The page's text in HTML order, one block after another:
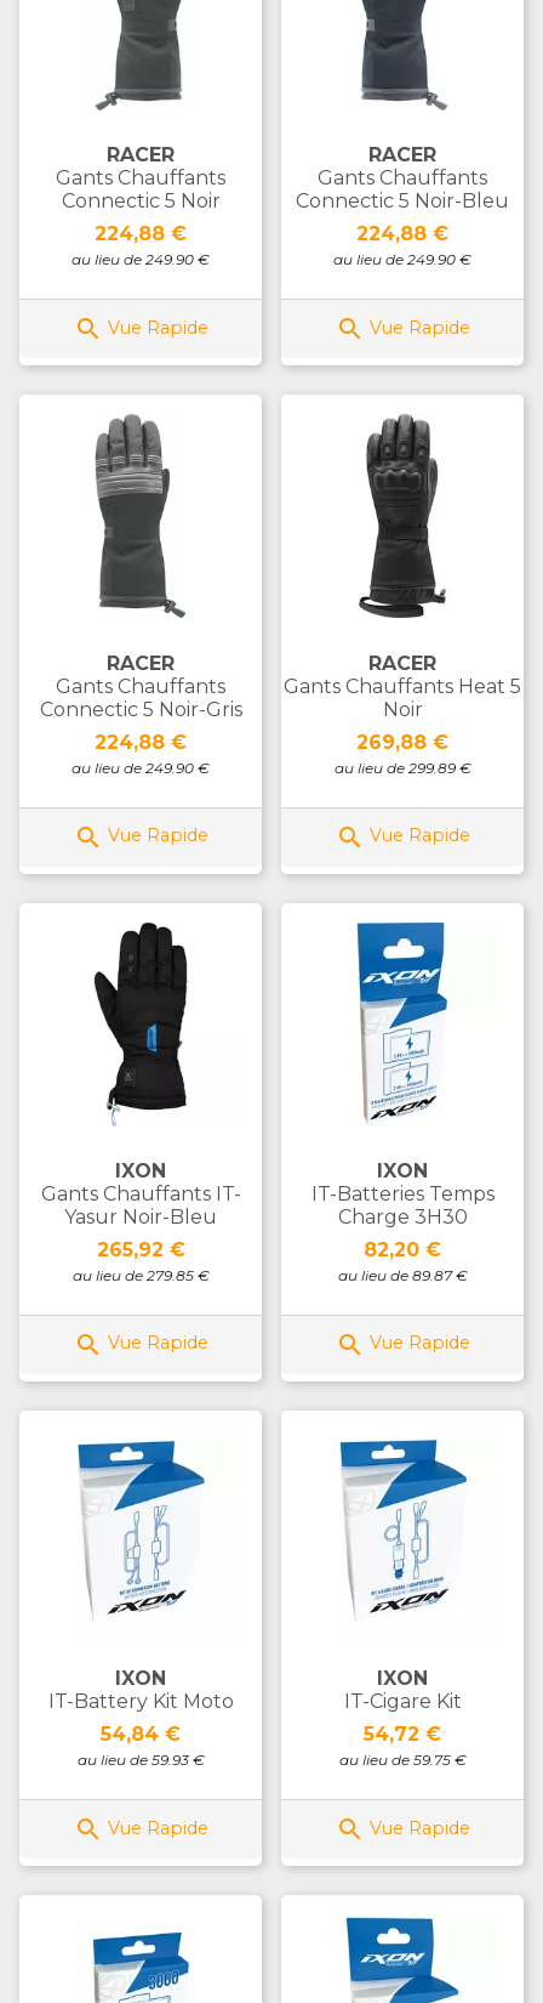
RACER
Gants Chauffants
Connectic 5 Noir
Prix
224,88 €
au lieu de 249.90 €
 Vue Rapide
RACER
Gants Chauffants
Connectic 5 Noir-Bleu
Prix
224,88 €
au lieu de 249.90 €
 Vue Rapide
RACER
Gants Chauffants
Connectic 5 Noir-Gris
Prix
224,88 €
au lieu de 249.90 €
 Vue Rapide
RACER
Gants Chauffants Heat 5
Noir
Prix
269,88 €
au lieu de 299.89 €
 Vue Rapide
IXON
Gants Chauffants IT-
Yasur Noir-Bleu
Prix
265,92 €
au lieu de 279.85 €
 Vue Rapide
IXON
IT-Batteries Temps
Charge 3H30
Prix
82,20 €
au lieu de 89.87 €
 Vue Rapide
IXON
IT-Battery Kit Moto
Prix
54,84 €
au lieu de 59.93 €
 Vue Rapide
IXON
IT-Cigare Kit
Prix
54,72 €
au lieu de 59.75 €
 Vue Rapide